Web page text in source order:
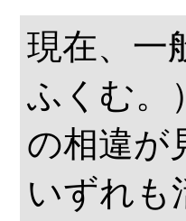
現在、一
ふくむ。
の相違が
いずれも